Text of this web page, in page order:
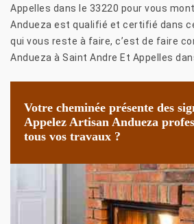
Appelles dans le 33220 pour vous
Andueza est qualifié et certifié dans
qui vous reste à faire, c’est de faire
Andueza à Saint Andre Et Appelles
Votre cheminée présente des
Appelez Artisan Andueza
tous vos travaux ?